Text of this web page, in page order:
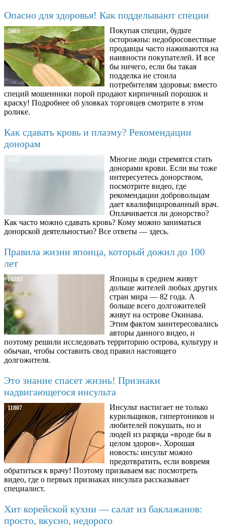
Опасно для здоровья! Как подделывают специи
5903
Покупая специи, будьте
осторожны: недобросовестные
продавцы часто наживаются на
наивности покупателей. И все
бы ничего, если бы такая
подделка не стоила
потребителям здоровья: вместо
специй мошенники порой продают кирпичный порошок и
краску! Подробнее об уловках торговцев смотрите в этом
ролике.
Как сдавать кровь и плазму? Рекомендации
донорам
4143
Многие люди стремятся стать
донорами крови. Если вы тоже
интересуетесь донорством,
посмотрите видео, где
рекомендации добровольцам
дает квалифицированный врач.
Оплачивается ли донорство?
Как часто можно сдавать кровь? Кому можно заниматься
донорской деятельностью? Все ответы — здесь.
Правила жизни японца, который дожил до 100
лет
10283
Японцы в среднем живут
дольше жителей любых других
стран мира — 82 года. А
больше всего долгожителей
живут на острове Окинава.
Этим фактом заинтересовались
авторы данного видео, и
поэтому решили исследовать территорию острова, культуру и
обычаи, чтобы составить свод правил настоящего
долгожителя.
Это знание спасет жизнь! Признаки
надвигающегося инсульта
11807
Инсульт настигает не только
курильщиков, гипертоников и
любителей покушать, но и
людей из разряда «вроде бы в
целом здоров». Хорошая
новость: инсульт можно
предотвратить, если вовремя
обратиться к врачу! Поэтому призываем вас посмотреть
видео, где о первых признаках инсульта рассказывает
специалист.
Хит корейской кухни — салат из баклажанов:
просто, вкусно, недорого